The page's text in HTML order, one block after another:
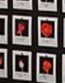
yapay zekayla
düzenlenen
buluşma